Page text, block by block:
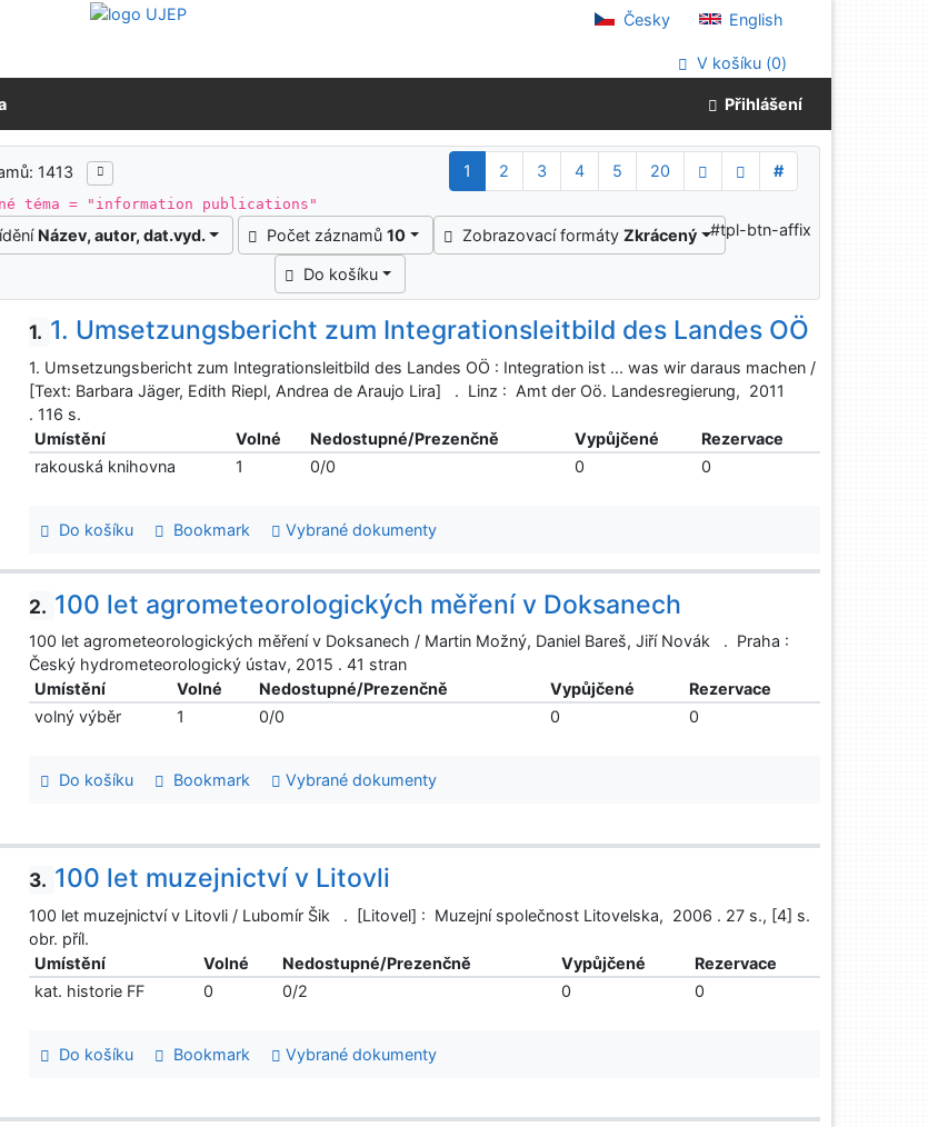
Česky English
V košíku (0)
Přihlášení
vyhledávání
1413 1 2 3 4 5 20
#
téma = "information publications"
Název, autor, dat.vyd. Počet záznamů10 Zobrazovací formátyZkrácený
Do košíku
#tpl-btn-affix
1. 1. Umsetzungsbericht zum Integrationsleitbild des Landes OÖ
1. Umsetzungsbericht zum Integrationsleitbild des Landes OÖ : Integration ist ... was wir daraus machen /
[Text: Barbara Jäger, Edith Riepl, Andrea de Araujo Lira] . Linz : Amt der Oö. Landesregierung, 2011
. 116 s.
Umístění
Volné Nedostupné/Prezenčně Vypůjčené
Rezervace
rakouská knihovna
1 0/0 0 0
Do košíku Bookmark Vybrané dokumenty
2. 100 let agrometeorologických měření v Doksanech
100 let agrometeorologických měření v Doksanech / Martin Možný, Daniel Bareš, Jiří Novák . Praha :
Český hydrometeorologický ústav, 2015 . 41 stran
Umístění
Volné Nedostupné/Prezenčně Vypůjčené
Rezervace
volný výběr
1 0/0 0 0
Do košíku Bookmark
Vybrané dokumenty
3. 100 let muzejnictví v Litovli
100 let muzejnictví v Litovli / Lubomír Šik . [Litovel] : Muzejní společnost Litovelska, 2006 . 27 s., [4] s.
obr. příl.
Umístění
Volné Nedostupné/Prezenčně Vypůjčené
Rezervace
kat. historie FF
0 0/2 0 0
Do košíku Bookmark
Vybrané dokumenty